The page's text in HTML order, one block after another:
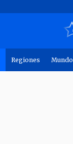
Regiones Mundo